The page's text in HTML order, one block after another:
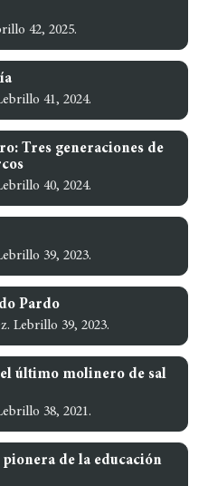
42, 2025.
41, 2024.
Tres generaciones de
40, 2024.
39, 2023.
Pardo
Lebrillo 39, 2023.
último molinero de sal
38, 2021.
de la educación